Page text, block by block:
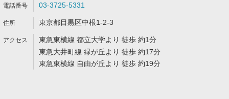
03-3725-5331
東京都目黒区中根1-2-3
東急東横線 都立大学より 徒歩 約1分
東急大井町線 緑が丘より 徒歩 約17分
東急東横線 自由が丘より 徒歩 約19分